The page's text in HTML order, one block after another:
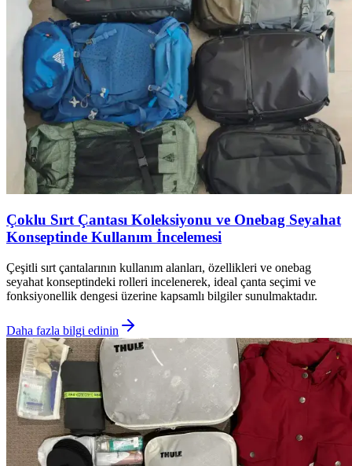
Çoklu Sırt Çantası Koleksiyonu ve Onebag Seyahat
Konseptinde Kullanım İncelemesi
Çeşitli sırt çantalarının kullanım alanları, özellikleri ve onebag
seyahat konseptindeki rolleri incelenerek, ideal çanta seçimi ve
fonksiyonellik dengesi üzerine kapsamlı bilgiler sunulmaktadır.
Daha fazla bilgi edinin